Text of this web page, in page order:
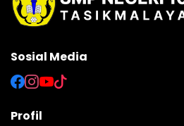
Sosial Media
Profil